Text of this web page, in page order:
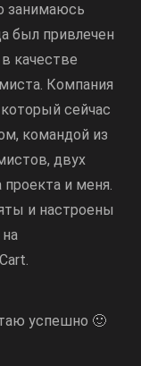
занимаюсь
был привлечен
качестве
Компания
сейчас
командой из
двух
и меня.
и настроены
успешно 🙂